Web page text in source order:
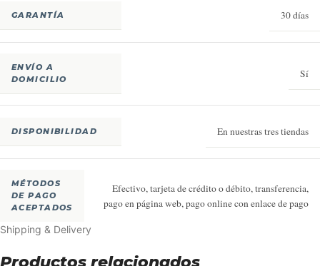
GARANTÍA 30 días
ENVÍO A
DOMICILIO
Sí
DISPONIBILIDAD En nuestras tres tiendas
MÉTODOS
DE PAGO
ACEPTADOS
Efectivo, tarjeta de crédito o débito, transferencia,
pago en página web, pago online con enlace de pago
Shipping & Delivery
Productos relacionados